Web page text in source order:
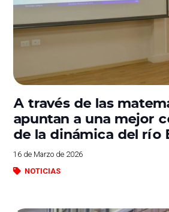
A través de las
apuntan a una mejor
de la dinámica del río
16 de Marzo de 2026
NOTICIAS